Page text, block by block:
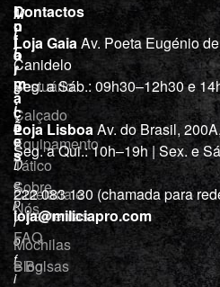
M
i
l
í
c
i
a
“
D
e
p
r
o
f
i
L
o
j
a
Vestuário
Calçado
Equipamento
Tático
Cutelaria e
ferramentas
Mochilas
e Bolsas
I
n
f
o
r
m
a
ç
õ
e
s
Sobre
Nós
FAQ
Blog
Contactos
Loja GaiaAv. Poeta Eugénio
Canidelo
Seg. a Sáb.: 09h30–12h30 e
Loja LisboaAv. do Brasil,
Seg. a Qui.: 10h–19h | Sex. e
222 083 130 (chamada para
loja@miliciapro.com